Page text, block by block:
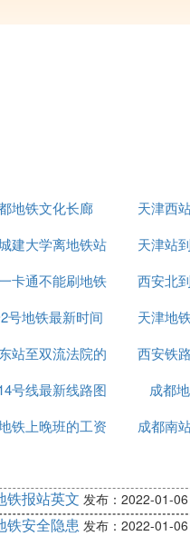
辰科技园北——丹河回
金钟河大街天津地
体育中心——凌宾路天
地铁文化长廊 天津西
建大学离地铁站
天津站
卡通不能刷地铁
西安北
西
号地铁最新时间
表
天津地
站至双流法院的
地铁站
西安铁
西
号线最新线路图
西安
成都
铁上晚班的工资
成都南
铁报站英文 发布：2022-01-
铁安全隐患 发布：2022-01-